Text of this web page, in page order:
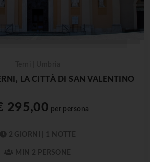
LA CITTÀ DI SAN VALENTINO
295,00 per persona
2 GIORNI | 1 NOTTE
MIN 2 PERSONE